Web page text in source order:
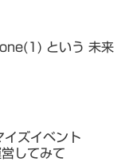
という 未来
ズイベント
してみて